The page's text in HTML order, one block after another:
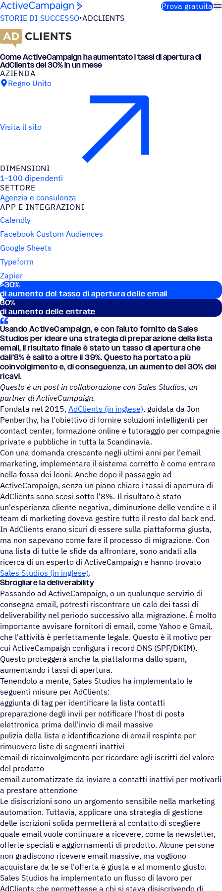
Salta al contenuto
Prova gratuita
STORIE DI SUCCESSO ADCLIENTS
Come ActiveCampaign ha aumen­tato i tassi di aper­tura di
AdClients del 30% in un mese
AZIENDA
Regno Unito
Visita il sito
DIMEN­SIONI
1-100 dipendenti
SETTORE
Agenzia e consulenza
APP E INTEGRAZIONI
Calendly
Facebook Custom Audiences
Google Sheets
Typeform
Zapier
Stati­sti­che importanti
>30%
di aumento del tasso di apertura delle email
30%
di aumento delle entrate
Usando ActiveCampaign, e con l’aiuto fornito da Sales
Studios per ideare una stra­te­gia di prepa­ra­zione della lista
email, il risul­tato finale è stato un tasso di aper­tura che
dall’8% è salito a oltre il 39%. Questo ha portato a più
coin­vol­gi­mento e, di conse­guenza, un aumento del 30% dei
ricavi.
Questo è un post in collaborazione con Sales Studios, un
partner di ActiveCampaign.
Fondata nel 2015, AdClients (in inglese), guidata da Jon
Penberthy, ha l'obiettivo di fornire soluzioni intelligenti per
contact center, formazione online e tutoraggio per compagnie
private e pubbliche in tutta la Scandinavia.
Con una domanda crescente negli ultimi anni per l'email
marketing, implementare il sistema corretto è come entrare
nella fossa dei leoni. Anche dopo il passaggio ad
ActiveCampaign, senza un piano chiaro i tassi di apertura di
AdClients sono scesi sotto l'8%. Il risultato è stato
un'esperienza cliente negativa, diminuzione delle vendite e il
team di marketing doveva gestire tutto il resto dal back end.
In AdClients erano sicuri di essere sulla piattaforma giusta,
ma non sapevano come fare il processo di migrazione. Con
una lista di tutte le sfide da affrontare, sono andati alla
ricerca di un esperto di ActiveCampaign e hanno trovato
Sales Studios (in inglese).
Sbrogliare la deliverability
Passando ad ActiveCampaign, o un qualunque servizio di
consegna email, potresti riscontrare un calo dei tassi di
deliverability nel periodo successivo alla migrazione. È molto
importante avvisare fornitori di email, come Yahoo e Gmail,
che l'attività è perfettamente legale. Questo è il motivo per
cui ActiveCampaign configura i record DNS (SPF/DKIM).
Questo proteggerà anche la piattaforma dallo spam,
aumentando i tassi di apertura.
Tenendolo a mente, Sales Studios ha implementato le
seguenti misure per AdClients:
aggiunta di tag per identificare la lista contatti
preparazione degli invii per notificare l'host di posta
elettronica prima dell'invio di mail massive
pulizia della lista e identificazione di email respinte per
rimuovere liste di segmenti inattivi
email di ricoinvolgimento per ricordare agli iscritti del valore
del prodotto
email automatizzate da inviare a contatti inattivi per motivarli
a prestare attenzione
Le disiscrizioni sono un argomento sensibile nella marketing
automation. Tuttavia, applicare una strategia di gestione
delle iscrizioni solida permetterà al contatto di scegliere
quale email vuole continuare a ricevere, come la newsletter,
offerte speciali e aggiornamenti di prodotto. Alcune persone
non gradiscono ricevere email massive, ma vogliono
acquistare da te se l'offerta è giusta e al momento giusto.
Sales Studios ha implementato un flusso di lavoro per
AdClients che permettesse a chi si stava disiscrivendo di